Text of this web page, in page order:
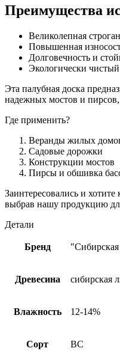
Преимущества
Великолепная
Повышенная
Долговечность и
Экологически
Эта палубная доска
надежных мостов и
Где применить?
Веранды жилых
Садовые дорожки
Конструкции мостов
Пирсы и обшивка
Заинтересовались и
выбрав нашу продукцию
Детали
Бренд "Сибирская
Древесина сибирская
Влажность 12-14%
Сорт ВС